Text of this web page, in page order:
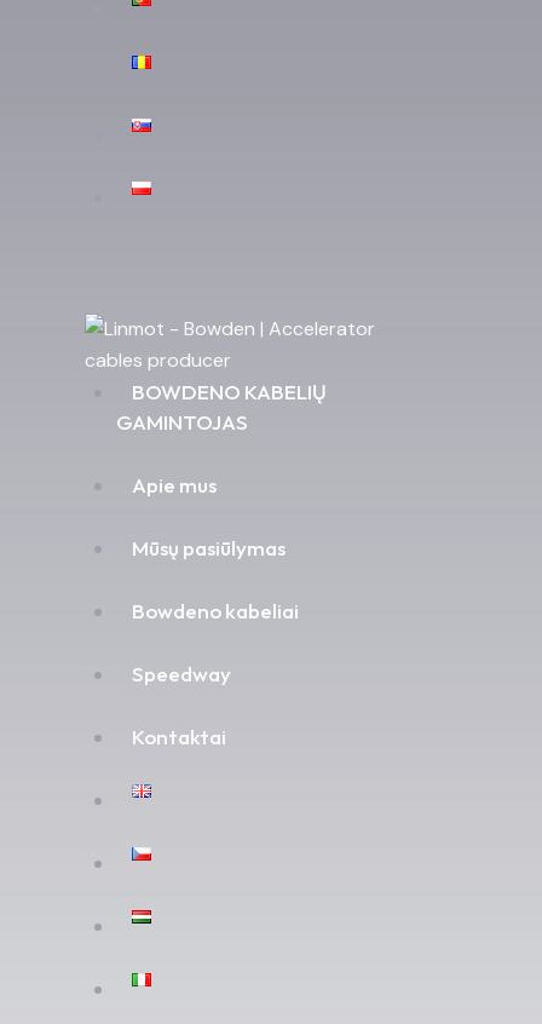
BOWDENO KABELIŲ
GAMINTOJAS
Apie mus
Mūsų pasiūlymas
Bowdeno kabeliai
Speedway
Kontaktai